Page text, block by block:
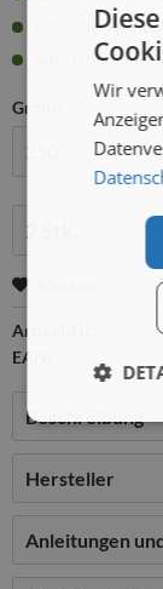
Lieferzeit
Selbstabholung:
Größe:
Artikel-Nr.:
EAN:
Beschreibung
Hersteller
Anleitungen
Wir